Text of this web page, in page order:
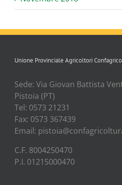
Unione Provinciale Agricoltori
Sede: Via Gio­van Bat­ti­sta
Pisto­ia (PT)
Tel: 0573 21231
Fax: 0573 367439
Email:
C.F. 8004250470
P.I. 01215000470